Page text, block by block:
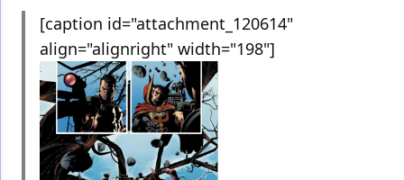
[caption id="attachment_120614"
align="alignright" width="198"]